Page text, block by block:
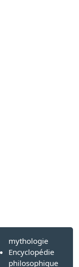
mythologie
Encyclopédie
philosophique